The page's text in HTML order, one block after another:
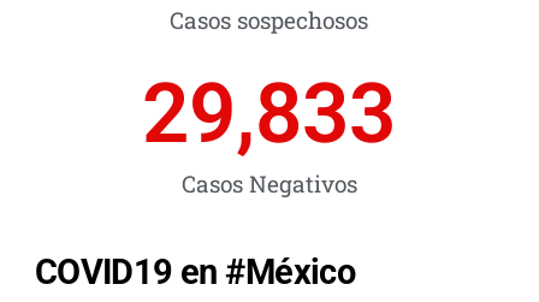
Casos sospechosos
Casos Negativos
29,833
COVID19 en #México